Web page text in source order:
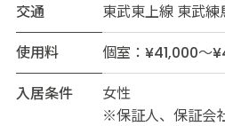
交通
東武東上線 東武
使用料
個室：¥41,000～
入居条件
女性
※保証人、保証会